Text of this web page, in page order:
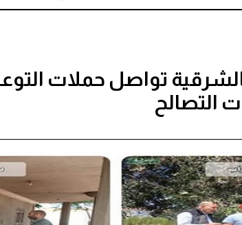
بالشرقية تواصل حملات
التصالح